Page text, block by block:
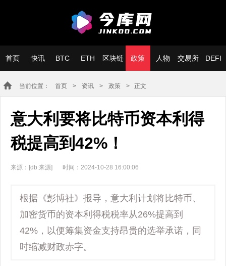
首页 快讯 BTC ETH 区块链 政策 人物 交易所 DEFI
当前位置： 首页 > 资讯 > 政策 > 正文
意大利要将比特币资本利得
税提高到42%！
来源：[db:来源] 时间：2024-10-28 16:00:06
根据《彭博社》报导，意大利计划将比特币、
加密货币的资本利得税税率从26%提高到
42%，以便筹集资金支持昂贵的选举承诺，同
时缩减财政赤字。